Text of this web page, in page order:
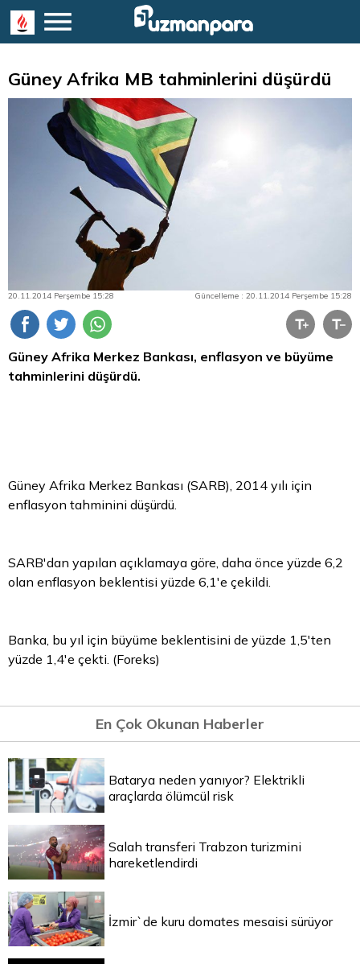
Güney Afrika MB tahminlerini düşürdü
20.11.2014 Perşembe 15:28 Güncelleme : 20.11.2014 Perşembe 15:28
Güney Afrika Merkez Bankası, enflasyon ve büyüme
tahminlerini düşürdü.
Güney Afrika Merkez Bankası (SARB), 2014 yılı için
enflasyon tahminini düşürdü.
SARB'dan yapılan açıklamaya göre, daha önce yüzde 6,2
olan enflasyon beklentisi yüzde 6,1'e çekildi.
Banka, bu yıl için büyüme beklentisini de yüzde 1,5'ten
yüzde 1,4'e çekti. (Foreks)
En Çok Okunan Haberler
Batarya neden yanıyor? Elektrikli
araçlarda ölümcül risk
Salah transferi Trabzon turizmini
hareketlendirdi
İzmir`de kuru domates mesaisi sürüyor